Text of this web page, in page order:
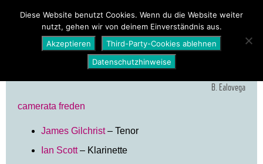
PROGRAMM ÜBER UNS NEWS
B. Ealovega
camerata freden
James Gilchrist– Tenor
Ian Scott– Klarinette
Diese Website benutzt Cookies. Wenn du die Website weiter
nutzt, gehen wir von deinem Einverständnis aus.
Akzeptieren
Third-Party-Cookies ablehnen
Datenschutzhinweise